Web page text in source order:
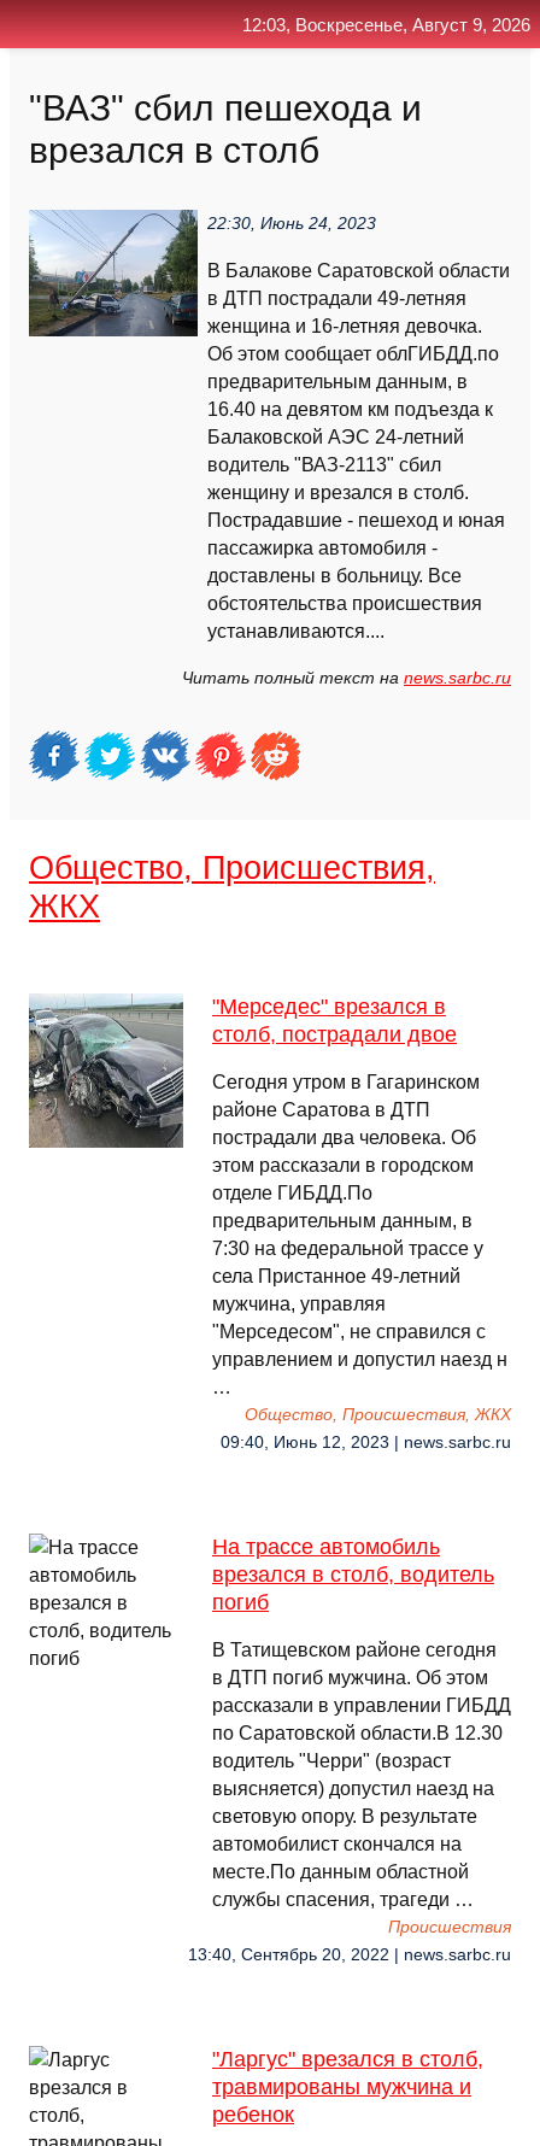
"ВАЗ" сбил пешехода и
врезался в столб
22:30, Июнь 24, 2023
В Балакове Саратовской области
в ДТП пострадали 49-летняя
женщина и 16-летняя девочка.
Об этом сообщает облГИБДД.по
предварительным данным, в
16.40 на девятом км подъезда к
Балаковской АЭС 24-летний
водитель "ВАЗ-2113" сбил
женщину и врезался в столб.
Пострадавшие - пешеход и юная
пассажирка автомобиля -
доставлены в больницу. Все
обстоятельства происшествия
устанавливаются....
Читать полный текст на news.sarbc.ru
Общество, Происшествия,
ЖКХ
"Мерседес" врезался в
столб, пострадали двое
Сегодня утром в Гагаринском
районе Саратова в ДТП
пострадали два человека. Об
этом рассказали в городском
отделе ГИБДД.По
предварительным данным, в
7:30 на федеральной трассе у
села Пристанное 49-летний
мужчина, управляя
"Мерседесом", не справился с
управлением и допустил наезд н
…
Общество, Происшествия, ЖКХ
09:40, Июнь 12, 2023 | news.sarbc.ru
На трассе автомобиль
врезался в столб, водитель
погиб
В Татищевском районе сегодня
в ДТП погиб мужчина. Об этом
рассказали в управлении ГИБДД
по Саратовской области.В 12.30
водитель "Черри" (возраст
выясняется) допустил наезд на
световую опору. В результате
автомобилист скончался на
месте.По данным областной
службы спасения, трагеди …
Происшествия
13:40, Сентябрь 20, 2022 | news.sarbc.ru
"Ларгус" врезался в столб,
травмированы мужчина и
ребенок
12:03, Воскресенье, Август 9, 2026